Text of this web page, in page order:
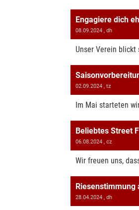
Engagiere dich
08.09.2024 , dh
Unser Verein
02.09.2024 , tz
Im Mai starteten
Beliebtes Street
06.08.2024 , cz
Wir freuen uns,
28.04.2024 , dh